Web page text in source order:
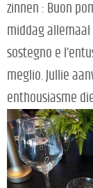
zinnen : Buon
middag allemaal
sostegno e
meglio. Jullie
enthousiasme